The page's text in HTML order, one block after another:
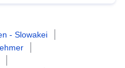
- Slowakei